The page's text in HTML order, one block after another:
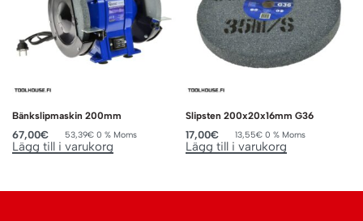
Bänkslipmaskin 200mm
67,00€ 53,39€ 0 % Moms
Lägg till i varukorg
Slipsten 200x20x16mm G36
17,00€ 13,55€ 0 % Moms
Lägg till i varukorg